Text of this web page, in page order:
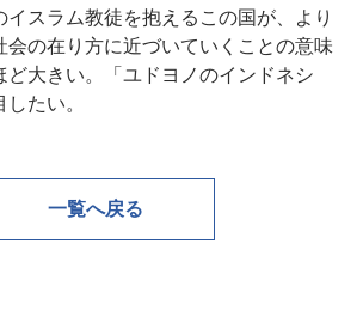
イスラム教徒を抱えるこの国が、より
会の在り方に近づいていくことの意味
ど大きい。「ユドヨノのインドネシ
たい。
一覧へ戻る